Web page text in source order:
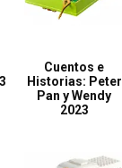
Cuentos e
Historias: Peter
Pan y Wendy
2023